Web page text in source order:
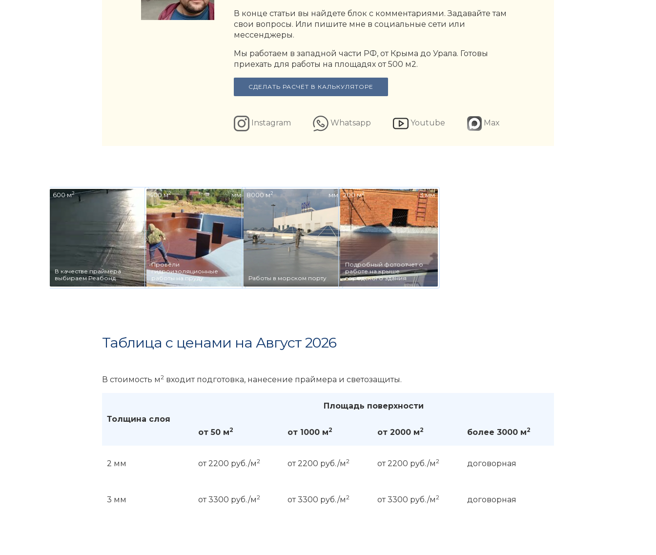
В конце статьи вы найдете блок с комментариями. Задавайте там
свои вопросы. Или пишите мне в социальные сети или
мессенджеры.
Мы работаем в западной части РФ, от Крыма до Урала. Готовы
приехать для работы на площадях от 500 м2.
СДЕЛАТЬ РАСЧЁТ В КАЛЬКУЛЯТОРЕ
Instagram Whatsapp Youtube Max
В качестве праймера
выбираем Реабонд
600 м2
Провели
гидроизоляционные
работы на пруду
400 м2 мм
Работы в морском порту
8000 м2 мм
Подробный фотоотчет о
работе на крыше
городского здания
200 м2 3 мм
Таблица с ценами на Август 2026
В стоимость м2 входит подготовка, нанесение праймера и светозащиты.
Толщина слоя
Площадь поверхности
от 50 м2 от 1000 м2 от 2000 м2 более 3000 м2
2 мм от 2200 руб./м2 от 2200 руб./м2 от 2200 руб./м2 договорная
3 мм от 3300 руб./м2 от 3300 руб./м2 от 3300 руб./м2 договорная